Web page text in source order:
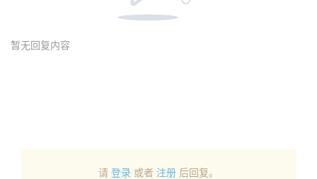
暂无回复内容
请 登录 或者 注册 后回复。